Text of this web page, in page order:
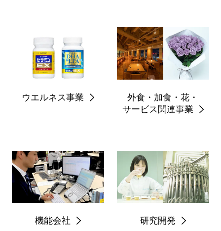
ウエルネス事業
外食・加食・花・
サービス関連事業
機能会社 研究開発